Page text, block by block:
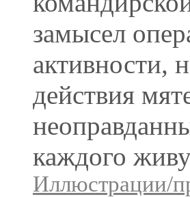
замысел
активности,
действия
каждого
Иллюстрации/